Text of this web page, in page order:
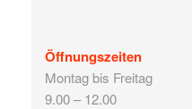
Öffnungszeiten
Montag bis Freitag
9.00 – 12.00